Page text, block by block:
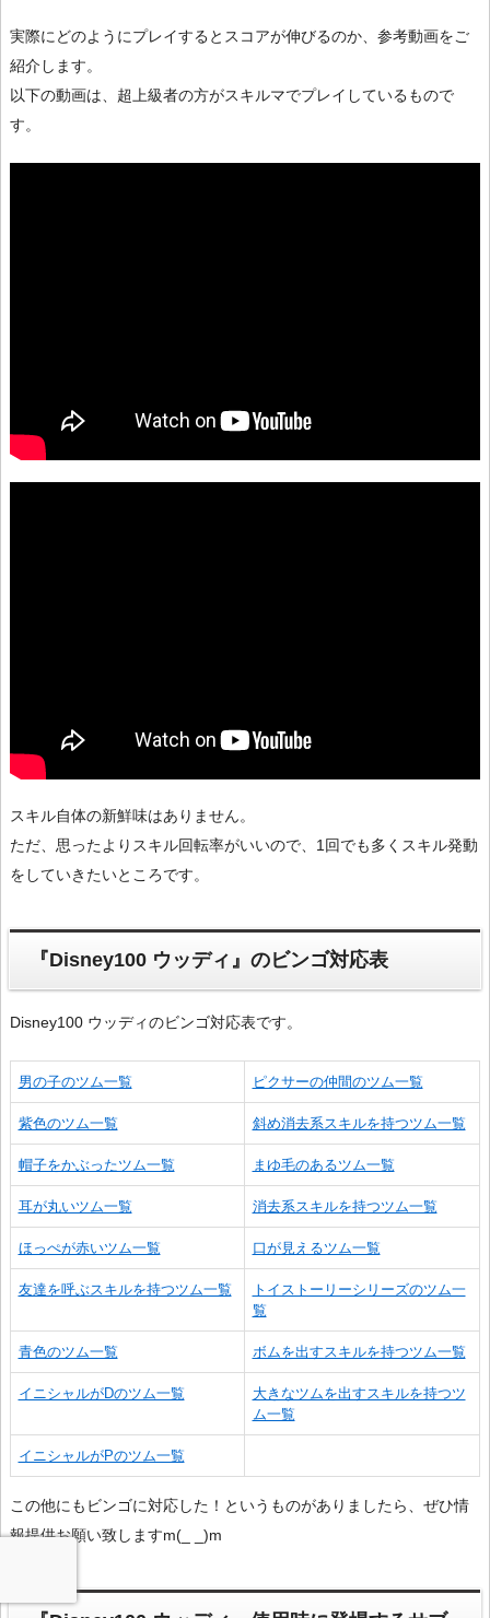
実際にどのようにプレイするとスコアが伸びるのか、参考動画をご
紹介します。
以下の動画は、超上級者の方がスキルマでプレイしているもので
す。
スキル自体の新鮮味はありません。
ただ、思ったよりスキル回転率がいいので、1回でも多くスキル発動
をしていきたいところです。
『Disney100 ウッディ』のビンゴ対応表
Disney100 ウッディのビンゴ対応表です。
男の子のツム一覧 ピクサーの仲間のツム一覧
紫色のツム一覧 斜め消去系スキルを持つツム一覧
帽子をかぶったツム一覧 まゆ毛のあるツム一覧
耳が丸いツム一覧 消去系スキルを持つツム一覧
ほっぺが赤いツム一覧 口が見えるツム一覧
友達を呼ぶスキルを持つツム一覧
トイストーリーシリーズのツム一
覧
青色のツム一覧 ボムを出すスキルを持つツム一覧
イニシャルがDのツム一覧
大きなツムを出すスキルを持つツ
ム一覧
イニシャルがPのツム一覧
この他にもビンゴに対応した！というものがありましたら、ぜひ情
報提供お願い致しますm(_ _)m